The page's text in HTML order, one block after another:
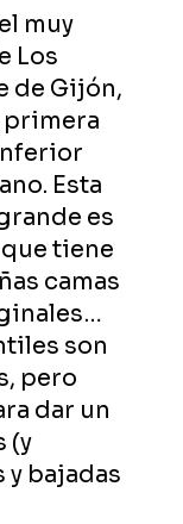
muy
Los
de Gijón,
primera
Esta
es
tiene
camas
son
pero
dar un
(y
bajadas